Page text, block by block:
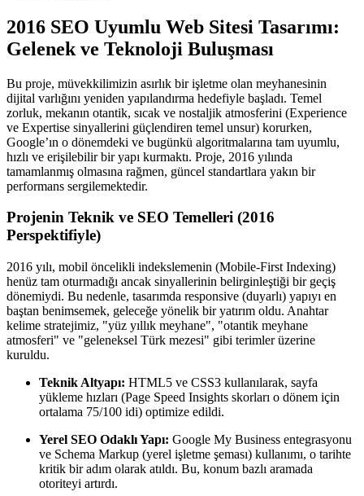
2016 SEO Uyumlu Web Sitesi Tasarımı:
Gelenek ve Teknoloji Buluşması
Bu proje, müvekkilimizin asırlık bir işletme olan meyhanesinin
dijital varlığını yeniden yapılandırma hedefiyle başladı. Temel
zorluk, mekanın otantik, sıcak ve nostaljik atmosferini (Experience
ve Expertise sinyallerini güçlendiren temel unsur) korurken,
Google’ın o dönemdeki ve bugünkü algoritmalarına tam uyumlu,
hızlı ve erişilebilir bir yapı kurmaktı. Proje, 2016 yılında
tamamlanmış olmasına rağmen, güncel standartlara yakın bir
performans sergilemektedir.
Projenin Teknik ve SEO Temelleri (2016
Perspektifiyle)
2016 yılı, mobil öncelikli indekslemenin (Mobile-First Indexing)
henüz tam oturmadığı ancak sinyallerinin belirginleştiği bir geçiş
dönemiydi. Bu nedenle, tasarımda responsive (duyarlı) yapıyı en
baştan benimsemek, geleceğe yönelik bir yatırım oldu. Anahtar
kelime stratejimiz, "yüz yıllık meyhane", "otantik meyhane
atmosferi" ve "geleneksel Türk mezesi" gibi terimler üzerine
kuruldu.
Teknik Altyapı: HTML5 ve CSS3 kullanılarak, sayfa
yükleme hızları (Page Speed Insights skorları o dönem için
ortalama 75/100 idi) optimize edildi.
Yerel SEO Odaklı Yapı: Google My Business entegrasyonu
ve Schema Markup (yerel işletme şeması) kullanımı, o tarihte
kritik bir adım olarak atıldı. Bu, konum bazlı aramada
otoriteyi artırdı.